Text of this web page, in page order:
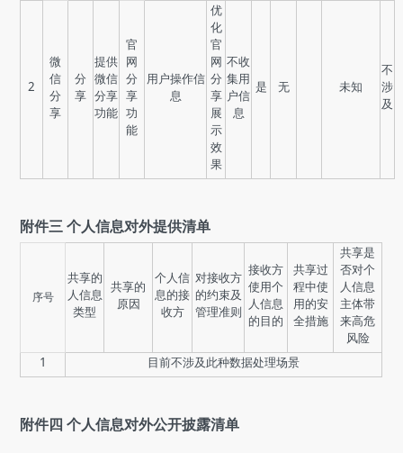
2
微
信
分
享
分
享
提供
微信
分享
功能
官
网
分
享
功
能
用户操作信
息
优
化
官
网
分
享
展
示
效
果
不收
集用
户信
息
是 无 未知
不
涉
及
附件三 个人信息对外提供清单
序号
共享的
人信息
类型
共享的
原因
个人信
息的接
收方
对接收方
的约束及
管理准则
接收方
使用个
人信息
的目的
共享过
程中使
用的安
全措施
共享是
否对个
人信息
主体带
来高危
风险
1
目前不涉及此种数据处理场景
附件四 个人信息对外公开披露清单